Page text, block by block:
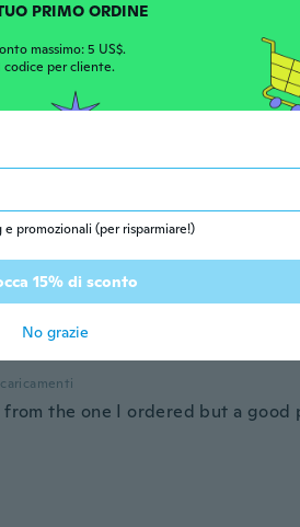
caricamenti
the one I ordered but a good
PRIMO ORDINE
massimo: 5 US$.
codice per cliente.
promozionali (per risparmiare!)
15% di sconto
No grazie